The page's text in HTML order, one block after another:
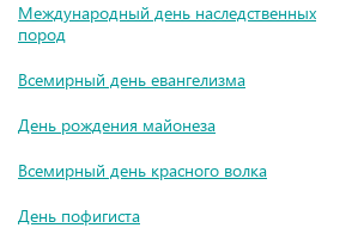
Международный день наследственных
пород
Всемирный день евангелизма
День рождения майонеза
Всемирный день красного волка
День пофигиста